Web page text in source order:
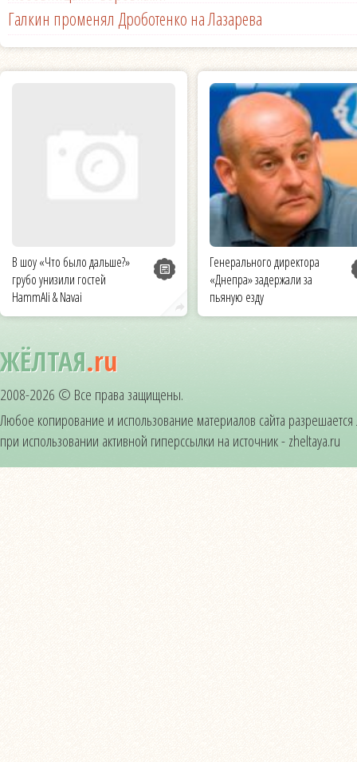
Галкин променял Дроботенко на Лазарева
В шоу «Что было дальше?»
грубо унизили гостей
HammAli & Navai
Генерального директора
«Днепра» задержали за
пьяную езду
ЖЁЛТАЯ.ru
2008-2026 © Все права защищены.
Любое копирование и использование материалов сайта
при использовании активной гиперссылки на источник - zheltaya.ru